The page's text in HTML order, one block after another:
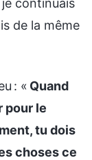
de la même
: « Quand
pour le
tu dois
choses ce